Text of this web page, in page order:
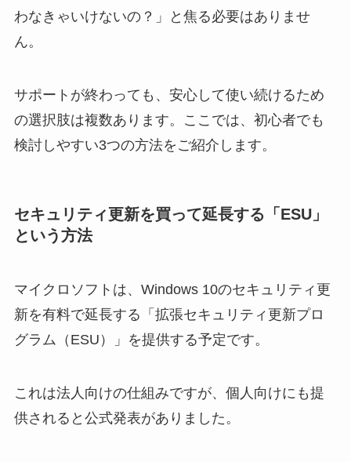
わなきゃいけないの？」と焦る必要はありませ
ん。
サポートが終わっても、安心して使い続けるため
の選択肢は複数あります。ここでは、初心者でも
検討しやすい3つの方法をご紹介します。
セキュリティ更新を買って延長する「ESU」
という方法
マイクロソフトは、Windows 10のセキュリティ更
新を有料で延長する「拡張セキュリティ更新プロ
グラム（ESU）」を提供する予定です。
これは法人向けの仕組みですが、個人向けにも提
供されると公式発表がありました。